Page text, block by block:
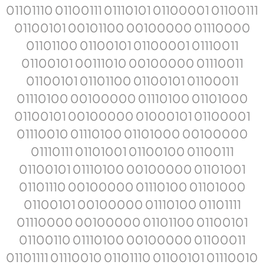
01101110 01100111 01110101 01100001 01100111
01100101 00101100 00100000 01110000
01101100 01100101 01100001 01110011
01100101 00111010 00100000 01110011
01100101 01101100 01100101 01100011
01110100 00100000 01110100 01101000
01100101 00100000 01000101 01100001
01110010 01110100 01101000 00100000
01110111 01101001 01100100 01100111
01100101 01110100 00100000 01101001
01101110 00100000 01110100 01101000
01100101 00100000 01110100 01101111
01110000 00100000 01101100 01100101
01100110 01110100 00100000 01100011
01101111 01110010 01101110 01100101 01110010